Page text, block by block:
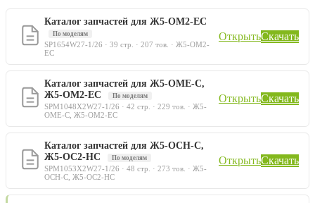
Каталог запчастей для Ж5-ОМ2-ЕС
По моделям
SP1654W27-1/26 · 39 стр. · 207 тов. · Ж5-ОМ2-
ЕС
ОткрытьСкачать
Каталог запчастей для Ж5-ОМЕ-С,
Ж5-ОМ2-ЕС
По моделям
SPM1048X2W27-1/26 · 42 стр. · 229 тов. · Ж5-
ОМЕ-С, Ж5-ОМ2-ЕС
ОткрытьСкачать
Каталог запчастей для Ж5-ОСН-С,
Ж5-ОС2-НС
По моделям
SPM1053X2W27-1/26 · 48 стр. · 273 тов. · Ж5-
ОСН-С, Ж5-ОС2-НС
ОткрытьСкачать